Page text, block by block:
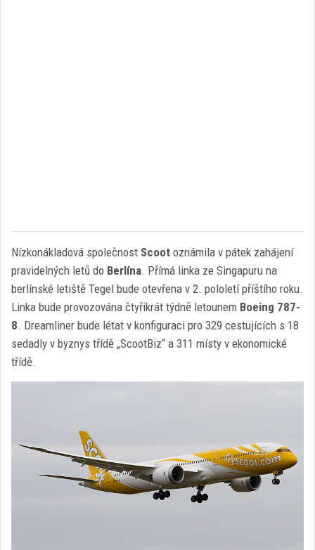
Nízkonákladová společnost Scoot oznámila v pátek zahájení
pravidelných letů do Berlína. Přímá linka ze Singapuru na
berlínské letiště Tegel bude otevřena v 2. pololetí příštího roku.
Linka bude provozována čtyřikrát týdně letounem Boeing 787-
8. Dreamliner bude létat v konfiguraci pro 329 cestujících s 18
sedadly v byznys třídě „ScootBiz“ a 311 místy v ekonomické
třídě.